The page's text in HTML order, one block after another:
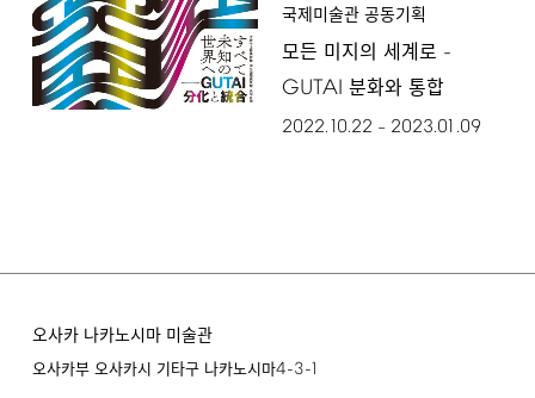
국제미술관 공동기획
모든 미지의 세계로 -
GUTAI 분화와 통합
2022.10.22 – 2023.01.09
오사카 나카노시마 미술관
오사카부 오사카시 기타구 나카노시마4-3-1